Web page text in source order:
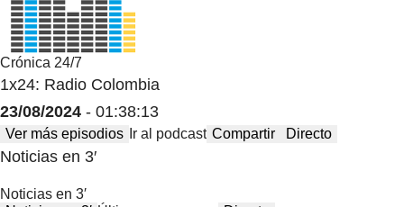
Crónica 24/7
1x24: Radio Colombia
23/08/2024 - 01:38:13
Ver más episodios Ir al podcast Compartir Directo
Noticias en 3′
Noticias en 3′